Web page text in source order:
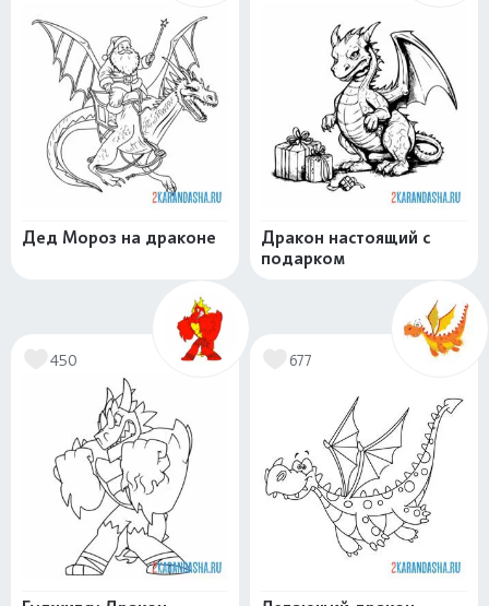
Дед Мороз на драконе
Дракон настоящий с
подарком
450 677